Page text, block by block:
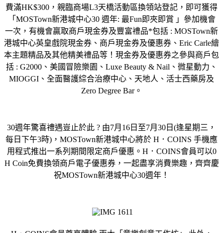
費滿HK$300，親臨商場L3天橋活動區換領站登記，即可獲得
「MOSTown新港城中心30 週年: 最Fun即夾即賞 」參加機會
一次，有機會贏取商戶現金券及豐富禮品*包括 : MOSTown新
港城中心英皇戲院現金券、商戶現金券及優惠券、Eric Carle繪
本主題精品及其他精美禮品等！現金券及優惠券之參與商戶包
括 : G2000、美國冒險樂園、Luxe Beauty & Nail、微星動力、
MIOGGI、全面醫護綜合治療中心、天地人、活士西藥房及
Zero Degree Bar。
30週年驚喜禮遇豈止於此 ? 由7月16日至7月30日(逢星期三，
每日下午3時)，MOSTown新港城中心將於 H．COINS 手機應
用程式推出一系列期間限定商戶優惠。H．COINS會員可以0
H Coin免費換領商戶電子優惠券，一起盡享消費樂趣，齊齊慶
祝MOSTown新港城中心30週年！